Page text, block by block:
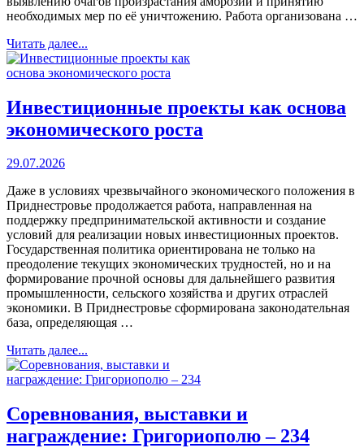
необходимых мер по её уничтожению. Работа организована …
Читать далее...
Инвестиционные проекты как основа
экономического роста
29.07.2026
Даже в условиях чрезвычайного экономического положения в
Приднестровье продолжается работа, направленная на
поддержку предпринимательской активности и создание
условий для реализации новых инвестиционных проектов.
Государственная политика ориентирована не только на
преодоление текущих экономических трудностей, но и на
формирование прочной основы для дальнейшего развития
промышленности, сельского хозяйства и других отраслей
экономики. В Приднестровье сформирована законодательная
база, определяющая …
Читать далее...
Соревнования, выставки и
награждение: Григориополю – 234